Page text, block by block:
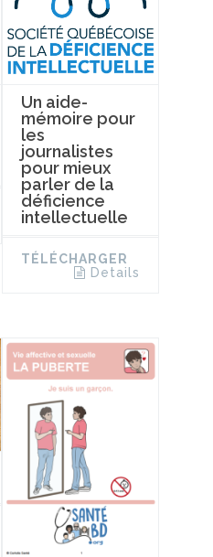
Un aide-
mémoire pour
les
journalistes
pour mieux
parler de la
déficience
intellectuelle
TÉLÉCHARGER
Details